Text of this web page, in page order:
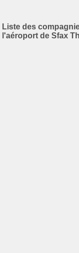
Liste des
l'aéroport de Sfax